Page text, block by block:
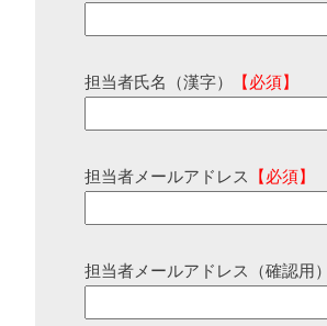
担当者氏名（漢字） 【必須】
担当者メールアドレス 【必須】
担当者メールアドレス（確認用）